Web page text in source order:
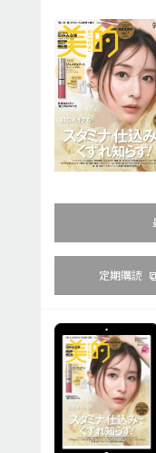
定期購読